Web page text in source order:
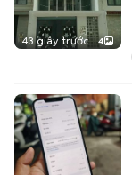
43 giây trước 4